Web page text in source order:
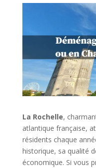
La Rochelle,
atlantique française,
résidents chaque
historique, sa qualité
économique. Si vous